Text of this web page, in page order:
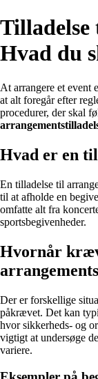
Hvad du
At arrangere et event
at alt foregår efter
procedurer, der skal
Hvad er en
En tilladelse til
til at afholde en
omfatte alt fra
sportsbegivenheder.
Hvornår
Der er forskellige
påkrævet. Det kan
hvor sikkerheds- og
vigtigt at undersøge
variere.